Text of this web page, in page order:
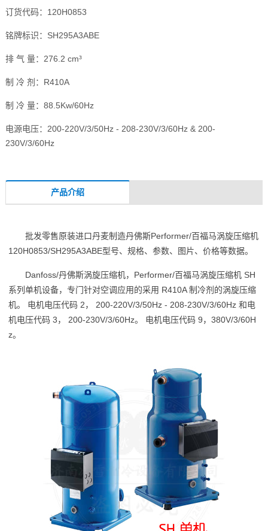
订货代码：120H0853
铭牌标识：SH295A3ABE
排 气 量：276.2 cm³
制 冷 剂：R410A
制 冷 量：88.5Kw/60Hz
电源电压：200-220V/3/50Hz - 208-230V/3/60Hz & 200-
230V/3/60Hz
产品介绍
批发零售原装进口丹麦制造丹佛斯Performer/百福马涡旋压缩机
120H0853/SH295A3ABE型号、规格、参数、图片、价格等数据。
Danfoss/丹佛斯涡旋压缩机，Performer/百福马涡旋压缩机 SH
系列单机设备，专门针对空调应用的采用 R410A 制冷剂的涡旋压缩
机。 电机电压代码 2， 200-220V/3/50Hz - 208-230V/3/60Hz 和电
机电压代码 3， 200-230V/3/60Hz。 电机电压代码 9，380V/3/60H
z。